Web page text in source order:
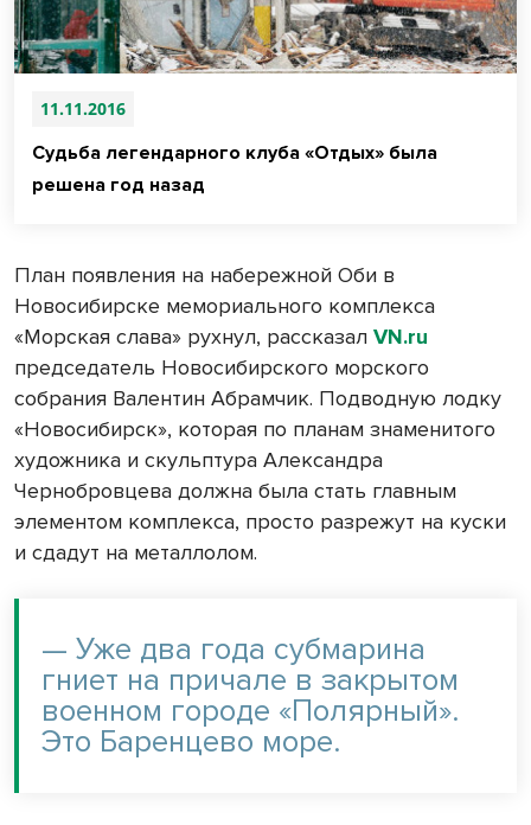
11.11.2016
Судьба легендарного клуба «Отдых» была
решена год назад
План появления на набережной Оби в
Новосибирске мемориального комплекса
«Морская слава» рухнул, рассказал VN.ru
председатель Новосибирского морского
собрания Валентин Абрамчик. Подводную лодку
«Новосибирск», которая по планам знаменитого
художника и скульптура Александра
Чернобровцева должна была стать главным
элементом комплекса, просто разрежут на куски
и сдадут на металлолом.
— Уже два года субмарина
гниет на причале в закрытом
военном городе «Полярный».
Это Баренцево море.